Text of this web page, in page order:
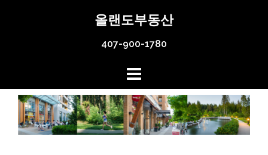
올랜도부동산
407-900-1780